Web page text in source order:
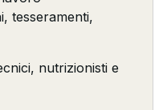
tesseramenti,
nutrizionisti e